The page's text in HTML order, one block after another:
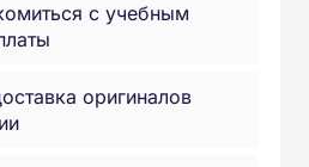
с учебным
оригиналов